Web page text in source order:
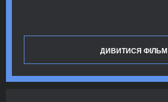
ДИВИТИСЯ ФІЛЬМ